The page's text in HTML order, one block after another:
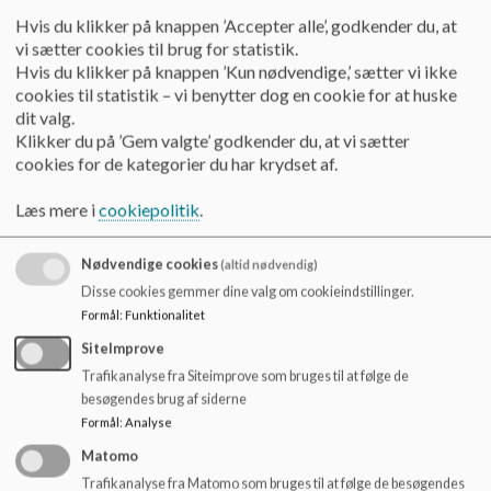
kultur/miljø.
Handleplan udabejdes
De implicerede børns forældre kan kaldes til møde på skolen,
hvor der udarbejdes en handleplan.
Der tages beslutninger om, hvad der kan gøres for de synlige
aktører i processen.
Alle parter er forpligtet på at samarbejde.
Spørgsmål omkring klassekulturen, der skal
undersøges
Hvordan er klassen kommet fra start? Hvad kendetegner
klassens fællesskab?
Hvordan har klassen klaret øvrige overgange: fra indskoling
til mellemtrin. Fra mellemtrin til udskoling? Teenagertid?
Hvad er klassen optaget af i øjeblikket?
Lærerskift og elev-flow
Hvordan er samarbejdet mellem forældrene?
Hvis du klikker på knappen ’Accepter alle’, godkender du, at
vi sætter cookies til brug for statistik.
Hvis du klikker på knappen ’Kun nødvendige,’ sætter vi ikke
cookies til statistik – vi benytter dog en cookie for at huske
dit valg.
Klikker du på ’Gem valgte’ godkender du, at vi sætter
cookies for de kategorier du har krydset af.
Læs mere icookiepolitik.
Nødvendige cookies(altid nødvendig)
Disse cookies gemmer dine valg om cookieindstillinger.
Formål: Funktionalitet
SiteImprove
Trafikanalyse fra Siteimprove som bruges til at følge de
besøgendes brug af siderne
Formål: Analyse
Matomo
Trafikanalyse fra Matomo som bruges til at følge de besøgendes